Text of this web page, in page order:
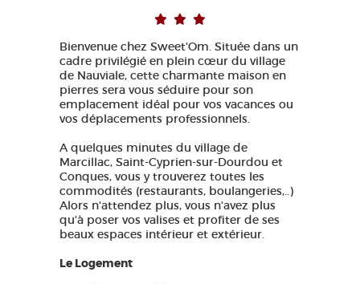
Bienvenue chez Sweet'Om. Située dans un
cadre privilégié en plein cœur du village
de Nauviale, cette charmante maison en
pierres sera vous séduire pour son
emplacement idéal pour vos vacances ou
vos déplacements professionnels.
A quelques minutes du village de
Marcillac, Saint-Cyprien-sur-Dourdou et
Conques, vous y trouverez toutes les
commodités (restaurants, boulangeries,..)
Alors n'attendez plus, vous n'avez plus
qu'à poser vos valises et profiter de ses
beaux espaces intérieur et extérieur.
Le Logement